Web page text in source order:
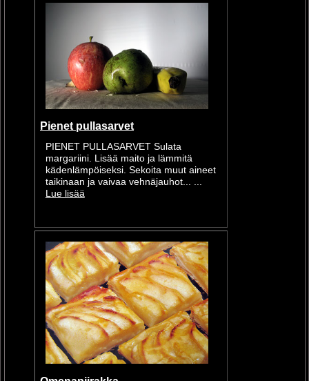
Pienet pullasarvet
PIENET PULLASARVET Sulata
margariini. Lisää maito ja lämmitä
kädenlämpöiseksi. Sekoita muut aineet
taikinaan ja vaivaa vehnäjauhot... ...
Lue lisää